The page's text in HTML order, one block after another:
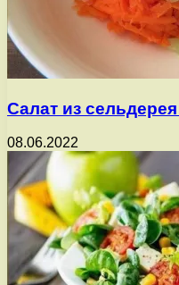
Салат из
08.06.2022